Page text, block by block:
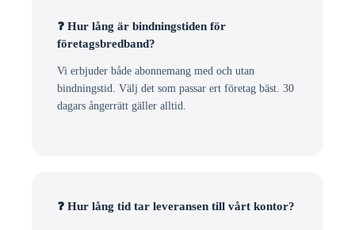
❓ Hur lång är bindningstiden för
företagsbredband?
Vi erbjuder både abonnemang med och utan
bindningstid. Välj det som passar ert företag bäst. 30
dagars ångerrätt gäller alltid.
❓ Hur lång tid tar leveransen till vårt kontor?